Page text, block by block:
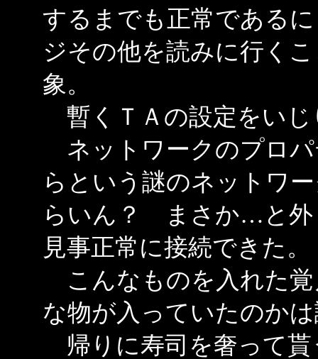
するまでも正常である
ジその他を読みに行く
象。
暫くＴＡの設定をいじ
ネットワークのプロパ
らという謎のネットワ
らいん？ まさか…と外
見事正常に接続できた。
こんなものを入れた覚
な物が入っていたのか
帰りに寿司を奢って貰